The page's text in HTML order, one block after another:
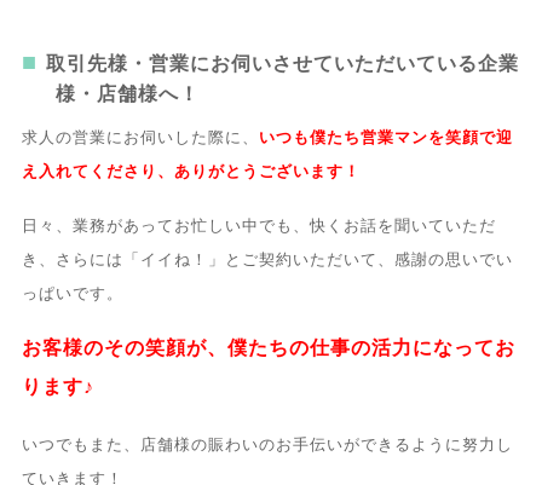
取引先様・営業にお伺いさせていただいている企業
様・店舗様へ！
求人の営業にお伺いした際に、 いつも僕たち営業マンを笑顔で迎
え入れてくださり、ありがとうございます！
日々、業務があってお忙しい中でも、快くお話を聞いていただ
き、さらには「イイね！」とご契約いただいて、感謝の思いでい
っぱいです。
お客様のその笑顔が、僕たちの仕事の活力になってお
ります♪
いつでもまた、店舗様の賑わいのお手伝いができるように努力し
ていきます！